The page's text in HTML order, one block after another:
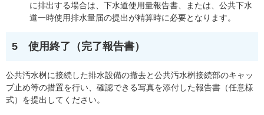
に排出する場合は、下水道使用量報告書、または、公共下水
道一時使用排水量届の提出が精算時に必要となります。
5 使用終了（完了報告書）
公共汚水桝に接続した排水設備の撤去と公共汚水桝接続部のキャッ
プ止め等の措置を行い、確認できる写真を添付した報告書（任意様
式）を提出してください。